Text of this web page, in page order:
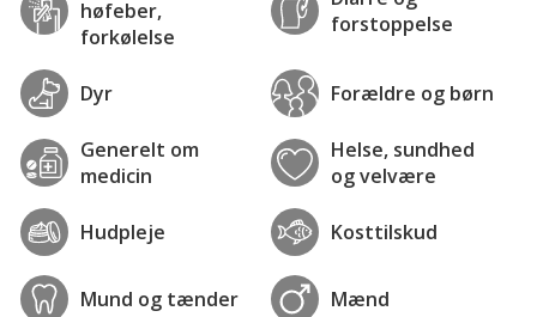
høfeber,
forkølelse
forstoppelse
Dyr Forældre og børn
Generelt om
medicin
Helse, sundhed
og velvære
Hudpleje Kosttilskud
Mund og tænder Mænd